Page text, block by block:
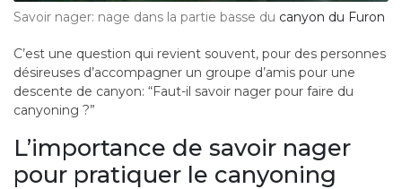
Savoir nager: nage dans la partie basse du canyon du Furon
C’est une question qui revient souvent, pour des personnes
désireuses d’accompagner un groupe d’amis pour une
descente de canyon: “Faut-il savoir nager pour faire du
canyoning ?”
L’importance de savoir nager
pour pratiquer le canyoning